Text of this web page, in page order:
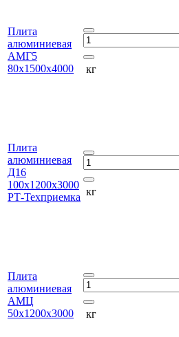
Плита
алюминиевая
АМГ5
80х1500х4000
кг
Плита
алюминиевая
Д16
100х1200х3000
РТ-Техприемка кг
Плита
алюминиевая
АМЦ
50х1200х3000
кг